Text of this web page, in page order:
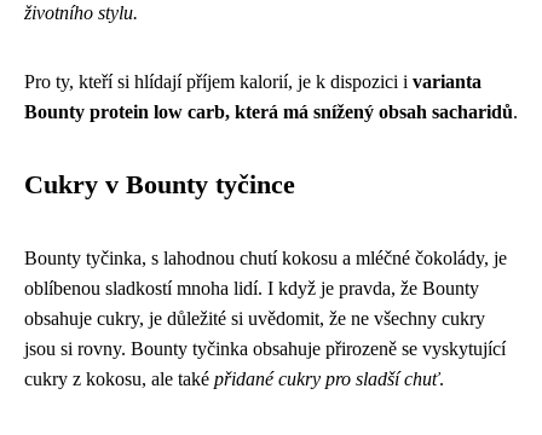
životního stylu.
Pro ty, kteří si hlídají příjem kalorií, je k dispozici i varianta
Bounty protein low carb, která má snížený obsah sacharidů.
Cukry v Bounty tyčince
Bounty tyčinka, s lahodnou chutí kokosu a mléčné čokolády, je
oblíbenou sladkostí mnoha lidí. I když je pravda, že Bounty
obsahuje cukry, je důležité si uvědomit, že ne všechny cukry
jsou si rovny. Bounty tyčinka obsahuje přirozeně se vyskytující
cukry z kokosu, ale také přidané cukry pro sladší chuť.